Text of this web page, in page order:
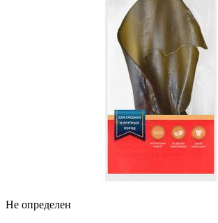
Не определен